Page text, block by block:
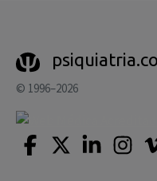
© 1996–2026